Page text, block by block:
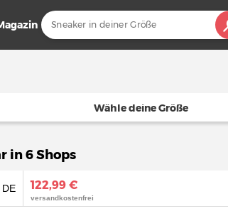
Wähle deine Größe
in 6 Shops
122,99 €
versandkostenfrei